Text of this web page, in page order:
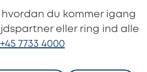
du kommer igang
eller ring ind alle
+45 7733 4000